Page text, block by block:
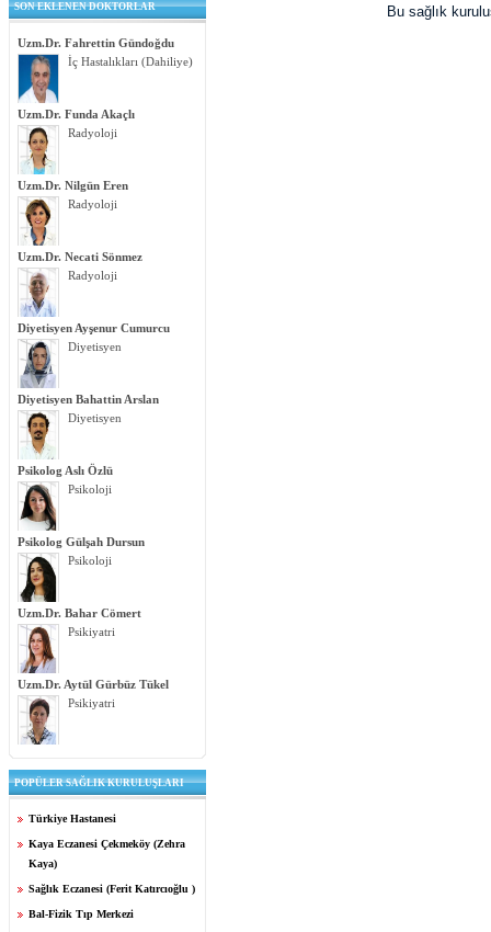
SON EKLENEN DOKTORLAR
Uzm.Dr. Fahrettin Gündoğdu
İç Hastalıkları (Dahiliye)
Uzm.Dr. Funda Akaçlı
Radyoloji
Uzm.Dr. Nilgün Eren
Radyoloji
Uzm.Dr. Necati Sönmez
Radyoloji
Diyetisyen Ayşenur Cumurcu
Diyetisyen
Diyetisyen Bahattin Arslan
Diyetisyen
Psikolog Aslı Özlü
Psikoloji
Psikolog Gülşah Dursun
Psikoloji
Uzm.Dr. Bahar Cömert
Psikiyatri
Uzm.Dr. Aytül Gürbüz Tükel
Psikiyatri
POPÜLER SAĞLIK KURULUŞLARI
Türkiye Hastanesi
Kaya Eczanesi Çekmeköy (Zehra
Kaya)
Sağlık Eczanesi (Ferit Katırcıoğlu )
Bal-Fizik Tıp Merkezi
Bu sağlık